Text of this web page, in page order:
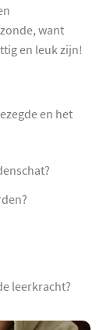
want
en leuk zijn!
en het
leerkracht?